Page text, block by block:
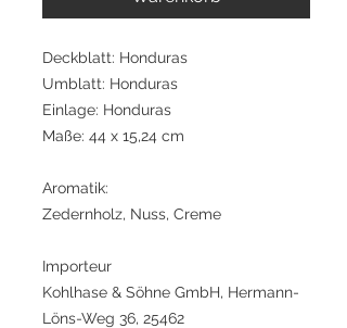
Deckblatt: Honduras
Umblatt: Honduras
Einlage: Honduras
Maße: 44 x 15,24 cm
Aromatik:
Zedernholz, Nuss, Creme
Importeur
Kohlhase & Söhne GmbH, Hermann-
Löns-Weg 36, 25462